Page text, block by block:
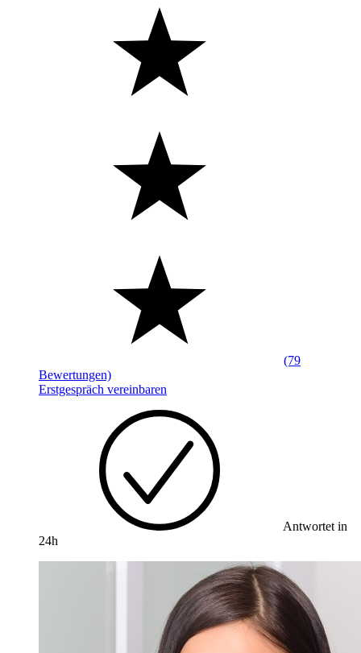
(79
Bewertungen)
Erstgespräch vereinbaren
Antwortet in
24h